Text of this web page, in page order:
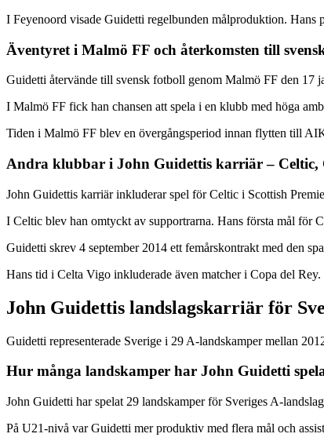
I Feyenoord visade Guidetti regelbunden målproduktion.
Äventyret i Malmö FF och återkomsten till
Guidetti återvände till svensk fotboll genom Malmö FF den 17
I Malmö FF fick han chansen att spela i en klubb med höga
Tiden i Malmö FF blev en övergångsperiod innan flytten till
Andra klubbar i John Guidettis karriär – Celtic,
John Guidettis karriär inkluderar spel för Celtic i Scottish
I Celtic blev han omtyckt av supportrarna. Hans första mål för
Guidetti skrev 4 september 2014 ett femårskontrakt med den
Hans tid i Celta Vigo inkluderade även matcher i Copa del
John Guidettis landslagskarriär för
Guidetti representerade Sverige i 29 A-landskamper mellan
Hur många landskamper har John Guidetti
John Guidetti har spelat 29 landskamper för Sveriges A-
På U21-nivå var Guidetti mer produktiv med flera mål och